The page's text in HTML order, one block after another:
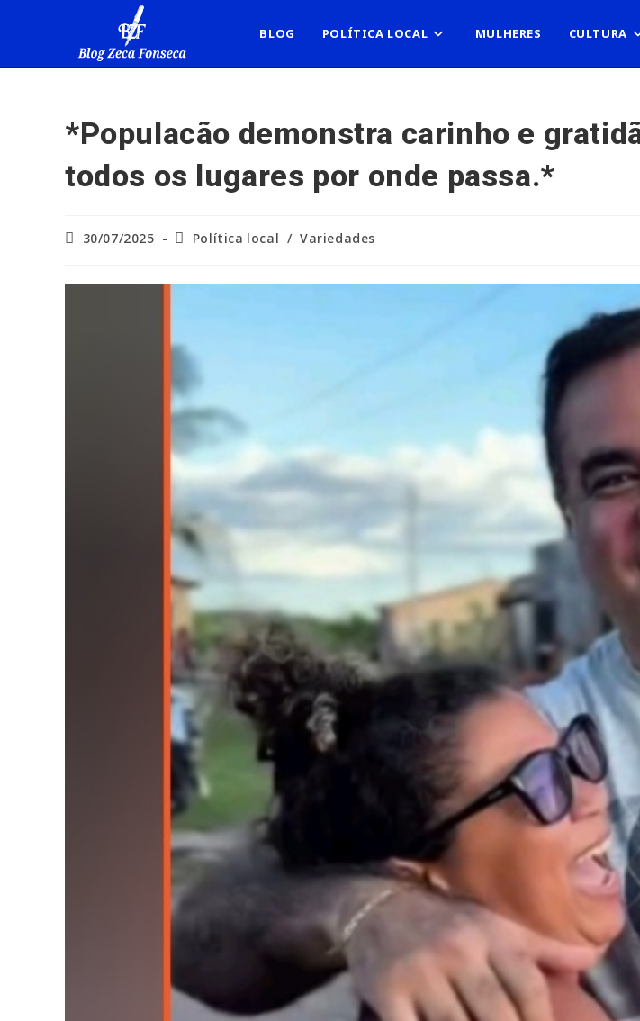
BLOG POLÍTICA LOCAL MULHERES CULTURA
*Populacão demonstra carinho e
todos os lugares por onde passa.*
Post30/07/2025
Categoria
Política local / Variedades